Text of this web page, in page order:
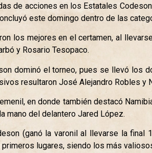
de acciones en los Estatales
este domingo dentro de las
los mejores en el certamen, al
y Rosario Tesopaco.
dominó el torneo, pues se llevó los
resultaron José Alejandro Robles y
en donde también destacó
mano del delantero Jared López.
(ganó la varonil al llevarse la
lugares, siendo los más